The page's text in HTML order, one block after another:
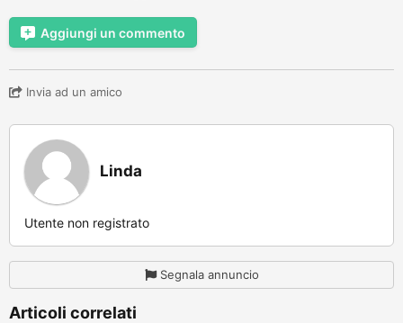
Aggiungi un commento
Invia ad un amico
Linda
Utente non registrato
Segnala annuncio
Articoli correlati